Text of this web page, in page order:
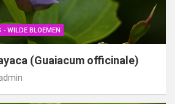
- WILDE BLOEMEN
(Guaiacum officinale)